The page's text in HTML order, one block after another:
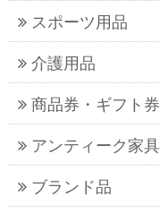
スポーツ用品
介護用品
商品券・ギフト券
アンティーク家具
ブランド品